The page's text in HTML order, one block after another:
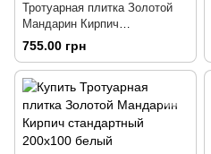
Тротуарная плитка Золотой
Мандарин Кирпич
стандартный 200х100
коричневый
755.00 грн